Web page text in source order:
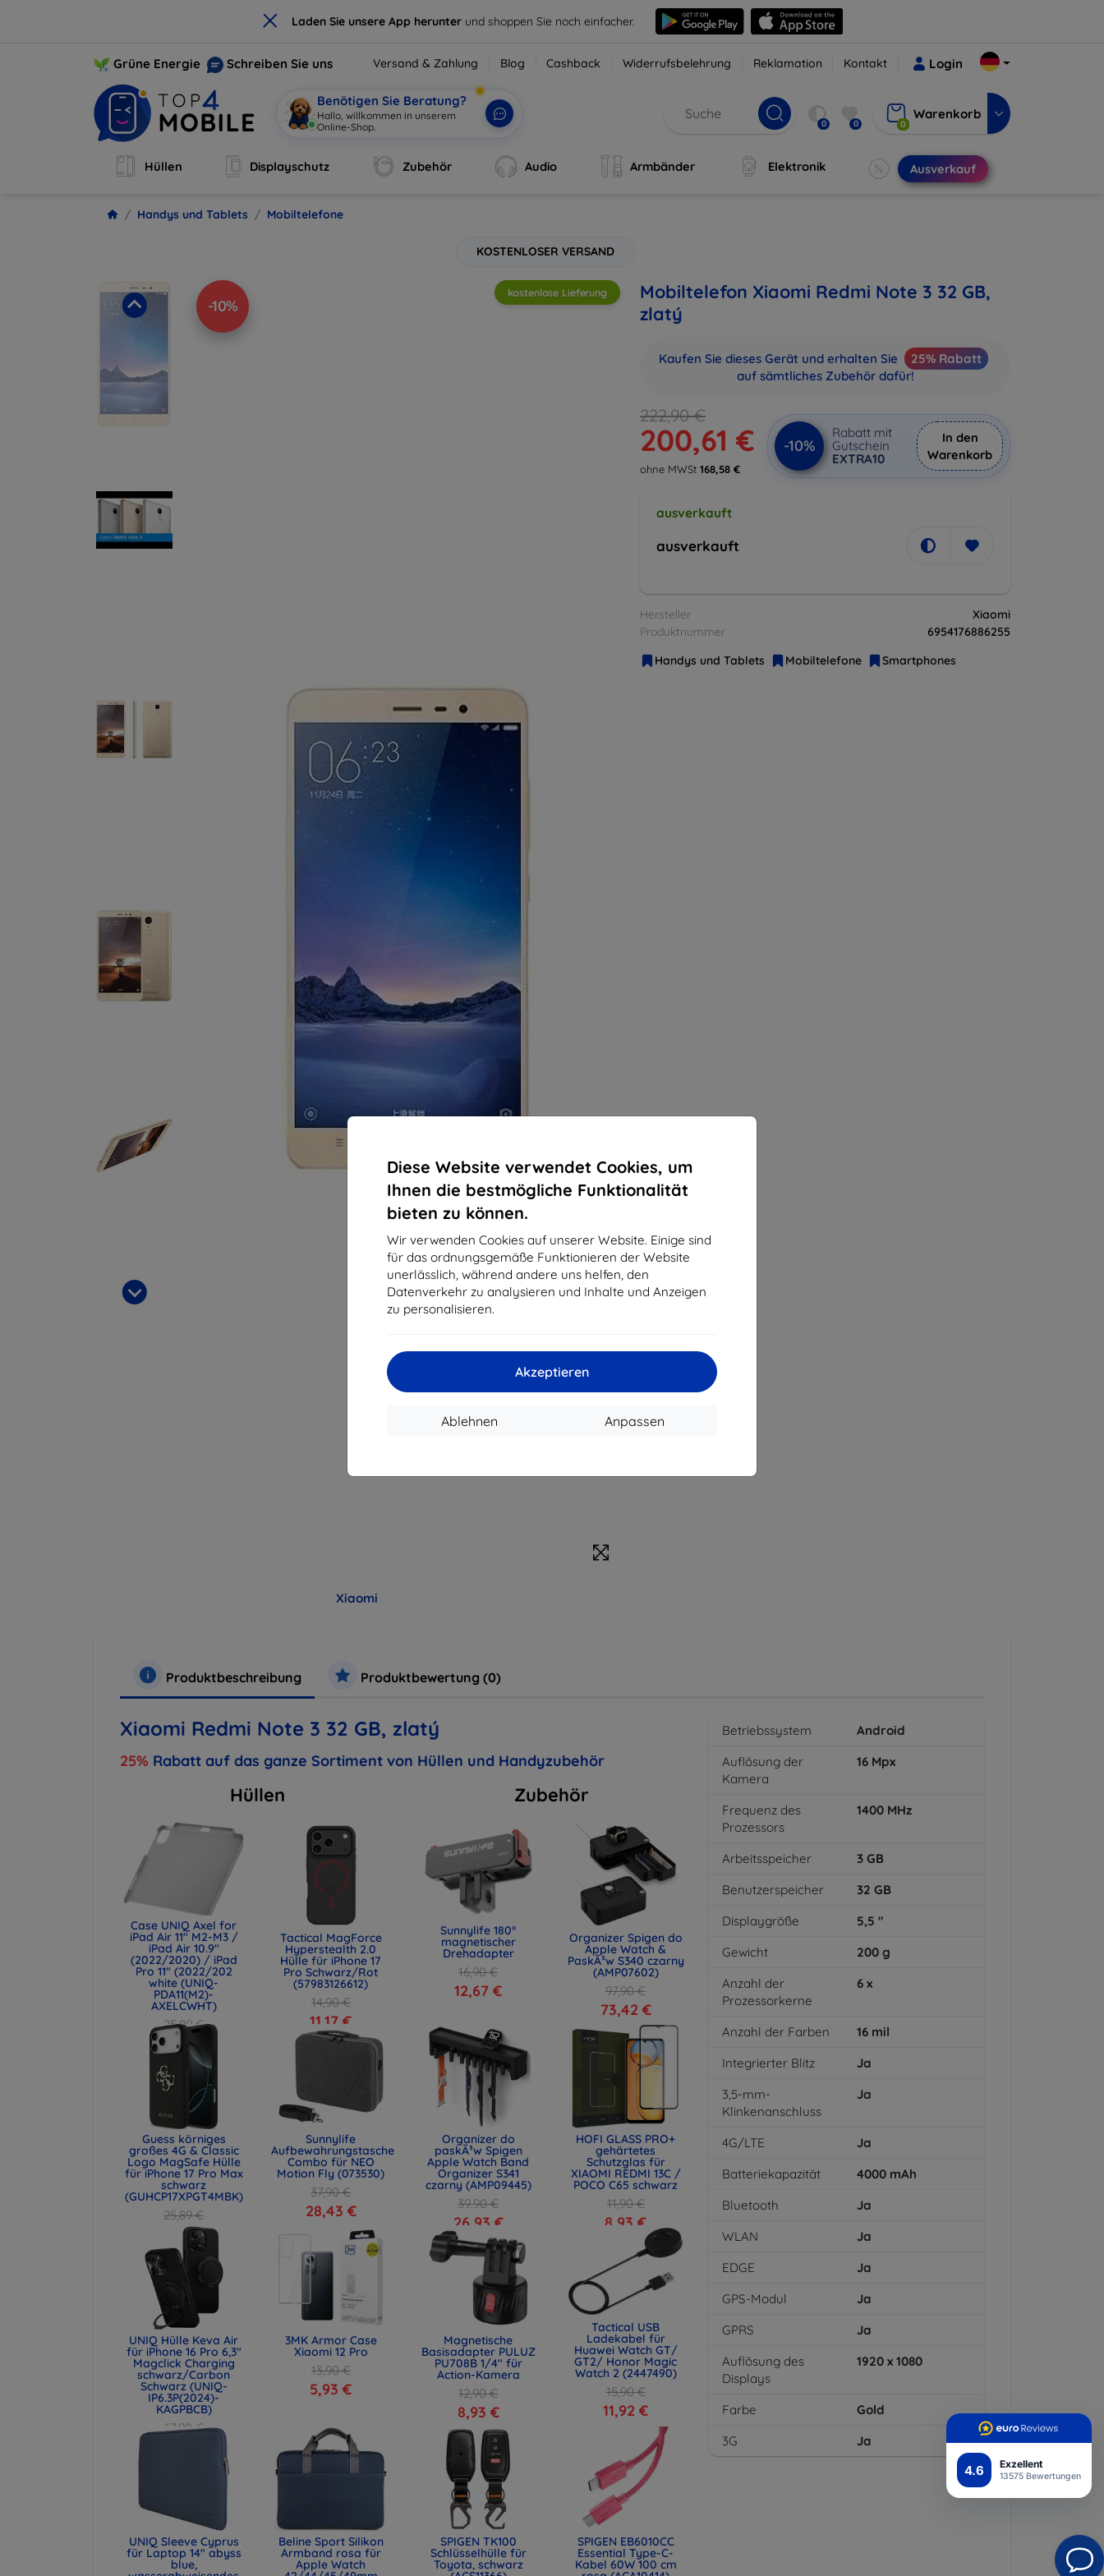
× Laden Sie unsere App herunter und shoppen Sie noch einfacher.
4.6 Exzellent
13575 Bewertungen
Diese Website verwendet Cookies, um
Ihnen die bestmögliche Funktionalität
bieten zu können.
Wir verwenden Cookies auf unserer Website. Einige sind
für das ordnungsgemäße Funktionieren der Website
unerlässlich, während andere uns helfen, den
Datenverkehr zu analysieren und Inhalte und Anzeigen
zu personalisieren.
Akzeptieren
Anpassen
Ablehnen
Grüne Energie Schreiben Sie uns Versand & Zahlung Blog Cashback Widerrufsbelehrung Reklamation Kontakt Login
Benötigen Sie Beratung?
Hallo, willkommen in unserem 0 0 0
Warenkorb
Hüllen Displayschutz Zubehör Audio Armbänder Elektronik Ausverkauf
Handys und Tablets Mobiltelefone
KOSTENLOSER VERSAND
-10%
kostenlose Lieferung
Xiaomi
Mobiltelefon Xiaomi Redmi Note 3 32 GB,
zlatý
Kaufen Sie dieses Gerät und erhalten Sie
25% Rabatt
auf sämtliches Zubehör dafür!
222,90 €
200,61 €
ohne MWSt 168,58 €
-10%
Rabatt mit
Gutschein
EXTRA10
In den
Warenkorb
ausverkauft
ausverkauft
Hersteller
Xiaomi
Produktnummer
6954176886255
Handys und Tablets
Mobiltelefone Smartphones
Produktbeschreibung Produktbewertung (0)
Xiaomi Redmi Note 3 32 GB, zlatý
25% Rabatt auf das ganze Sortiment von Hüllen und Handyzubehör
Hüllen
Case UNIQ Axel for
iPad Air 11" M2-M3 /
iPad Air 10.9"
(2022/2020) / iPad
Pro 11" (2022/202
white (UNIQ-
PDA11(M2)-
AXELCWHT)
25,89 €
19,42 €
Tactical MagForce
Hyperstealth 2.0
Hülle für iPhone 17
Pro Schwarz/Rot
(57983126612)
14,90 €
11,17 €
Guess körniges
großes 4G & Classic
Logo MagSafe Hülle
für iPhone 17 Pro Max
schwarz
(GUHCP17XPGT4MBK)
25,89 €
19,42 €
Sunnylife
Aufbewahrungstasche
Combo für NEO
Motion Fly (073530)
37,90 €
28,43 €
UNIQ Hülle Keva Air
für iPhone 16 Pro 6,3"
Magclick Charging
schwarz/Carbon
Schwarz (UNIQ-
IP6.3P(2024)-
KAGPBCB)
67,90 €
3MK Armor Case
Xiaomi 12 Pro
13,90 €
5,93 €
UNIQ Sleeve Cyprus
für Laptop 14" abyss
blue,
Beline Sport Silikon
Armband rosa für
Apple Watch
Zubehör
Sunnylife 180°
magnetischer
Drehadapter
16,90 €
12,67 €
Organizer Spigen do
Apple Watch &
PaskÃ³w S340 czarny
(AMP07602)
97,90 €
73,42 €
Organizer do
paskÃ³w Spigen
Apple Watch Band
Organizer S341
czarny (AMP09445)
39,90 €
26,93 €
HOFI GLASS PRO+
gehärtetes
Schutzglas für
XIAOMI REDMI 13C /
POCO C65 schwarz
11,90 €
8,93 €
Magnetische
Basisadapter PULUZ
PU708B 1/4" für
Action-Kamera
12,90 €
8,93 €
Tactical USB
Ladekabel für
Huawei Watch GT/
GT2/ Honor Magic
Watch 2 (2447490)
15,90 €
11,92 €
SPIGEN TK100
Schlüsselhülle für
Toyota, schwarz
SPIGEN EB6010CC
Essential Type-C-
Kabel 60W 100 cm
Betriebssystem
Android
Auflösung der
Kamera
16 Mpx
Frequenz des
Prozessors
1400 MHz
Arbeitsspeicher 3 GB
Benutzerspeicher
32 GB
Displaygröße
5,5 "
Gewicht
200 g
Anzahl der
Prozessorkerne
6 x
Anzahl der Farben 16 mil
Integrierter Blitz
Ja
3,5-mm-
Klinkenanschluss
Ja
4G/LTE
Ja
Batteriekapazität
4000 mAh
Bluetooth
Ja
WLAN
Ja
EDGE
Ja
GPS-Modul
Ja
GPRS
Ja
Auflösung des
Displays
1920 x 1080
Farbe
Gold
3G
Ja